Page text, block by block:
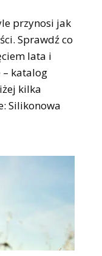
przynosi jak
Sprawdź co
lata i
katalog
kilka
Silikonowa